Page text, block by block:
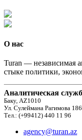
О нас
Turan — независимая
стыке политики,
Аналитическая
Баку, AZ1010
Ул. Сулеймана Рагимова
Тел.: (+99412) 440 11 96
agency@turan.az